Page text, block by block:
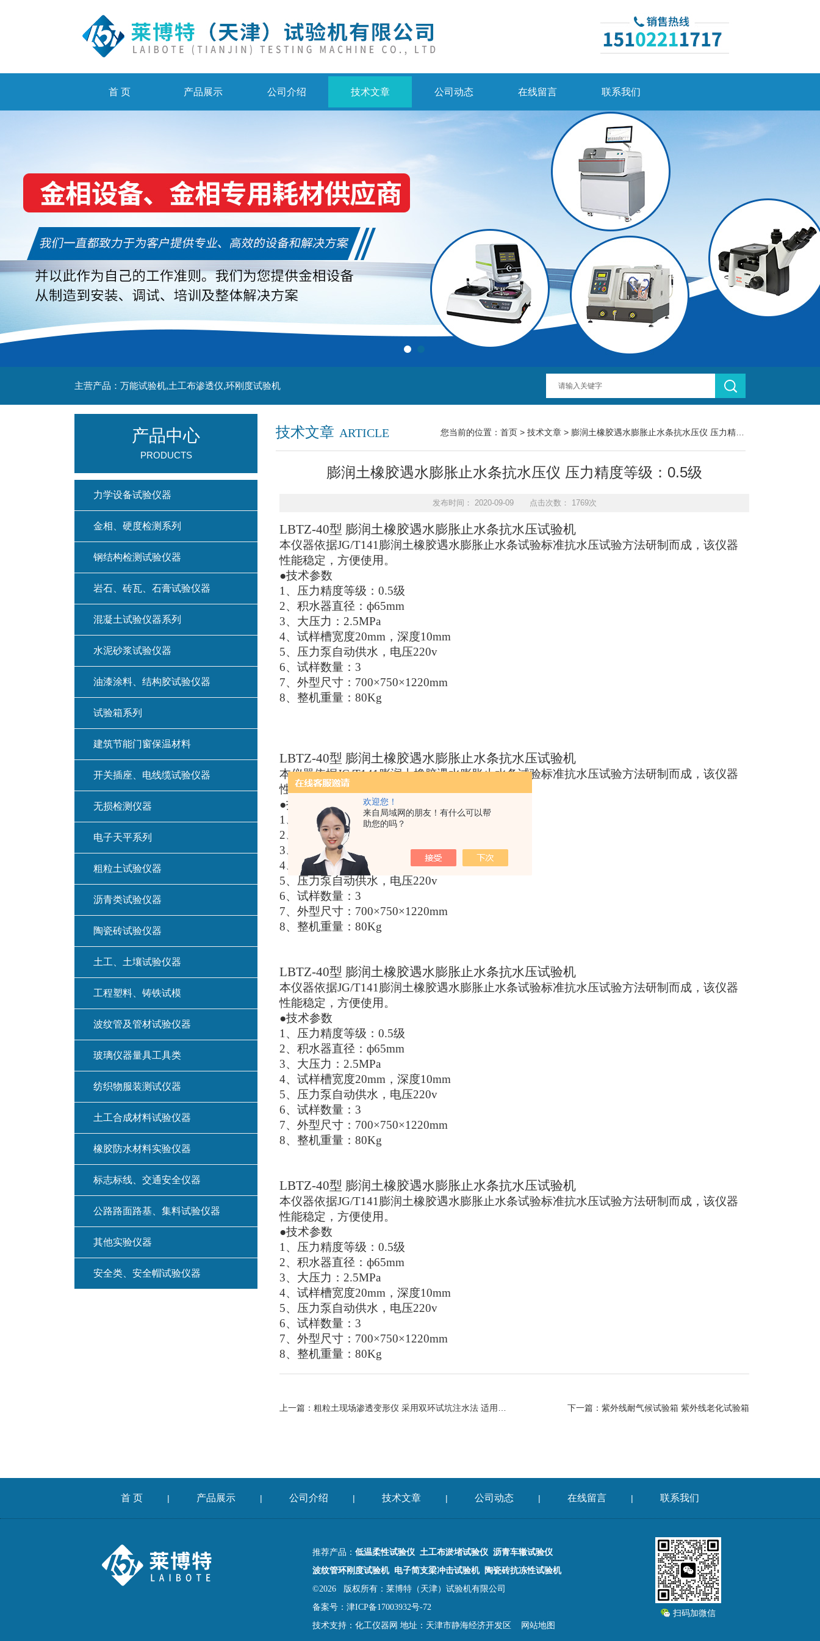
欢迎您！
来自局域网的朋友！有什么可以帮
助您的吗？
首 页 产品展示 公司介绍 技术文章 公司动态 在线留言 联系我们
主营产品：万能试验机,土工布渗透仪,环刚度试验机
技术文章 ARTICLE 您当前的位置： 首页 > 技术文章 > 膨润土橡胶遇水膨胀止水条抗水压仪 压力精度等级：0.5级
膨润土橡胶遇水膨胀止水条抗水压仪 压力精度等级：0.5级
发布时间： 2020-09-09 点击次数： 1769次
LBTZ-40型 膨润土橡胶遇水膨胀止水条抗水压试验机
本仪器依据JG/T141膨润土橡胶遇水膨胀止水条试验标准抗水压试验方法研制而成，该仪器
性能稳定，方便使用。
●技术参数
1 、压力精度等级：0.5级
2、积水器直径：ф65mm
3、大压力：2.5MPa
4、试样槽宽度20mm，深度10mm
5、压力泵自动供水，电压220v
6、试样数量：3
7、外型尺寸：700×750×1220mm
8、整机重量：80Kg
LBTZ-40型 膨润土橡胶遇水膨胀止水条抗水压试验机
本仪器依据JG/T141膨润土橡胶遇水膨胀止水条试验标准抗水压试验方法研制而成，该仪器
性能稳定，方便使用。
●技术参数
1 、压力精度等级：0.5级
2、积水器直径：ф65mm
3、大压力：2.5MPa
4、试样槽宽度20mm，深度10mm
5、压力泵自动供水，电压220v
6、试样数量：3
7、外型尺寸：700×750×1220mm
8、整机重量：80Kg
LBTZ-40型 膨润土橡胶遇水膨胀止水条抗水压试验机
本仪器依据JG/T141膨润土橡胶遇水膨胀止水条试验标准抗水压试验方法研制而成，该仪器
性能稳定，方便使用。
●技术参数
1 、压力精度等级：0.5级
2、积水器直径：ф65mm
3、大压力：2.5MPa
4、试样槽宽度20mm，深度10mm
5、压力泵自动供水，电压220v
6、试样数量：3
7、外型尺寸：700×750×1220mm
8、整机重量：80Kg
LBTZ-40型 膨润土橡胶遇水膨胀止水条抗水压试验机
本仪器依据JG/T141膨润土橡胶遇水膨胀止水条试验标准抗水压试验方法研制而成，该仪器
性能稳定，方便使用。
●技术参数
1 、压力精度等级：0.5级
2、积水器直径：ф65mm
3、大压力：2.5MPa
4、试样槽宽度20mm，深度10mm
5、压力泵自动供水，电压220v
6、试样数量：3
7、外型尺寸：700×750×1220mm
8、整机重量：80Kg
下一篇： 紫外线耐气候试验箱 紫外线老化试验箱
上一篇： 粗粒土现场渗透变形仪 采用双环试坑注水法 适用于粗粒土
产品中心
PRODUCTS
力学设备试验仪器
金相、硬度检测系列
钢结构检测试验仪器
岩石、砖瓦、石膏试验仪器
混凝土试验仪器系列
水泥砂浆试验仪器
油漆涂料、结构胶试验仪器
试验箱系列
建筑节能门窗保温材料
开关插座、电线缆试验仪器
无损检测仪器
电子天平系列
粗粒土试验仪器
沥青类试验仪器
陶瓷砖试验仪器
土工、土壤试验仪器
工程塑料、铸铁试模
波纹管及管材试验仪器
玻璃仪器量具工具类
纺织物服装测试仪器
土工合成材料试验仪器
橡胶防水材料实验仪器
标志标线、交通安全仪器
公路路面路基、集料试验仪器
其他实验仪器
安全类、安全帽试验仪器
首 页 | 产品展示 | 公司介绍 | 技术文章 | 公司动态 | 在线留言 | 联系我们
推荐产品： 低温柔性试验仪 土工布淤堵试验仪 沥青车辙试验仪
波纹管环刚度试验机 电子简支梁冲击试验机 陶瓷砖抗冻性试验机
©2026 版权所有：莱博特（天津）试验机有限公司
备案号：津ICP备17003932号-72
技术支持： 化工仪器网 地址：天津市静海经济开发区 网站地图
扫码加微信